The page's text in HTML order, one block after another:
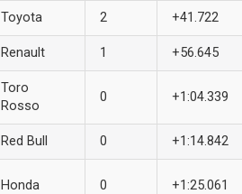
Toyota 2 +41.722
Renault 1 +56.645
Toro
Rosso
0 +1:04.339
Red Bull 0 +1:14.842
Honda 0 +1:25.061